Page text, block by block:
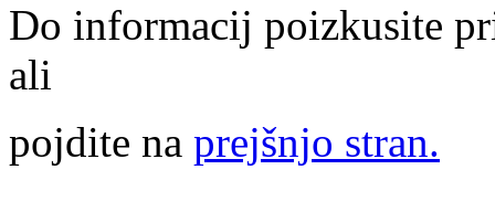
Do informacij poizkusite
ali
pojdite na prejšnjo stran.